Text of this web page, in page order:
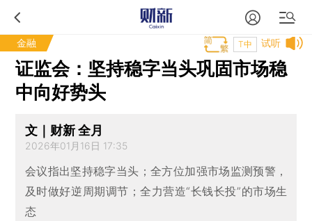
金融 试听
T中
证监会：坚持稳字当头巩固市场稳
中向好势头
文｜财新 全月
2026年01月16日 17:35
会议指出坚持稳字当头；全方位加强市场监测预警，
及时做好逆周期调节；全力营造“长钱长投”的市场生
态